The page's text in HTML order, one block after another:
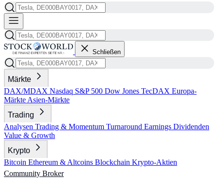
Schließen
Märkte
DAX/MDAX Nasdaq S&P 500 Dow Jones TecDAX Europa-
Märkte Asien-Märkte
Trading
Analysen Trading & Momentum Turnaround Earnings Dividenden
Value & Growth
Krypto
Bitcoin Ethereum & Altcoins Blockchain Krypto-Aktien
Community Broker